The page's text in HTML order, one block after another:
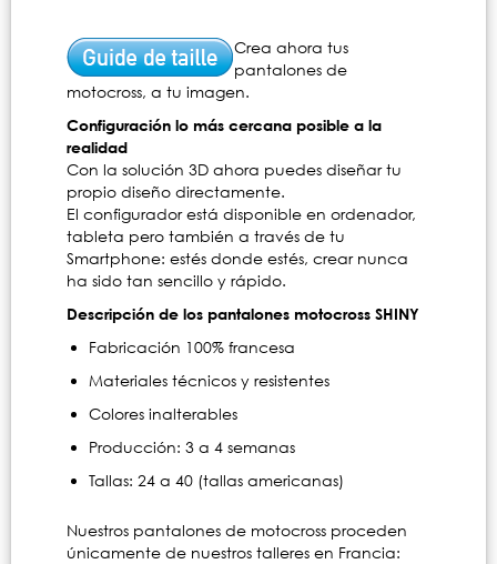
Crea ahora tus
pantalones de
motocross, a tu imagen.
Configuración lo más cercana posible a la
realidad
Con la solución 3D ahora puedes diseñar tu
propio diseño directamente.
El configurador está disponible en ordenador,
tableta pero también a través de tu
Smartphone: estés donde estés, crear nunca
ha sido tan sencillo y rápido.
Descripción de los pantalones motocross SHINY
Fabricación 100% francesa
Materiales técnicos y resistentes
Colores inalterables
Producción: 3 a 4 semanas
Tallas: 24 a 40 (tallas americanas)
Nuestros pantalones de motocross proceden
únicamente de nuestros talleres en Francia: